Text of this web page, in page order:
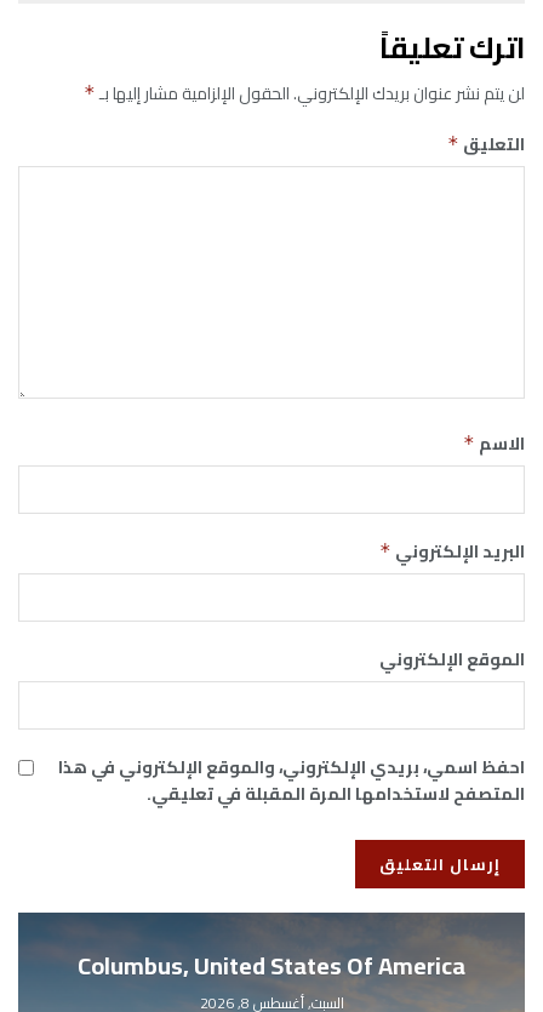
اترك تعليقاً
لن يتم نشر عنوان بريدك الإلكتروني.الحقول الإلزامية مشار إليها بـ*
التعليق *
الاسم *
البريد الإلكتروني *
الموقع الإلكتروني
احفظ اسمي، بريدي الإلكتروني، والموقع الإلكتروني في هذا
المتصفح لاستخدامها المرة المقبلة في تعليقي.
Columbus, United States Of America
السبت, أغسطس 8, 2026